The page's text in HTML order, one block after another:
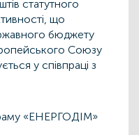
статутного
що
бюджету
Союзу
у співпраці з
«ЕНЕРГОДІМ»